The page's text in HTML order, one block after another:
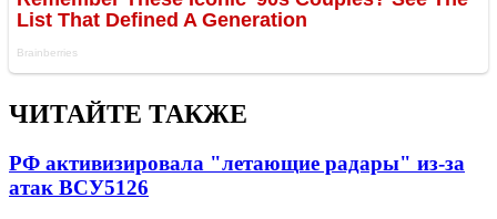
ЧИТАЙТЕ ТАКЖЕ
РФ активизировала "летающие радары" из-за
атак ВСУ5126